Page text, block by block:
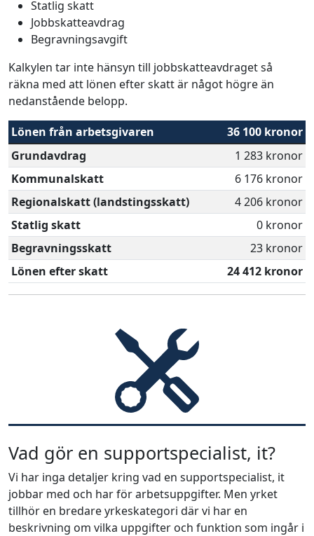
Statlig skatt
Jobbskatteavdrag
Begravningsavgift
Kalkylen tar inte hänsyn till jobbskatteavdraget så
räkna med att lönen efter skatt är något högre än
nedanstående belopp.
Lönen från arbetsgivaren
36 100 kronor
Grundavdrag
1 283 kronor
Kommunalskatt
6 176 kronor
Regionalskatt (landstingsskatt)
4 206 kronor
Statlig skatt
0 kronor
Begravningsskatt
23 kronor
Lönen efter skatt
24 412 kronor
Vad gör en supportspecialist, it?
Vi har inga detaljer kring vad en supportspecialist, it
jobbar med och har för arbetsuppgifter. Men yrket
tillhör en bredare yrkeskategori där vi har en
beskrivning om vilka uppgifter och funktion som ingår i